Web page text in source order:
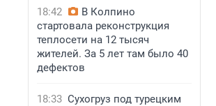
18:42
В Колпино
стартовала реконструкция
теплосети на 12 тысяч
жителей. За 5 лет там было 40
дефектов
18:33 Сухогруз под турецким